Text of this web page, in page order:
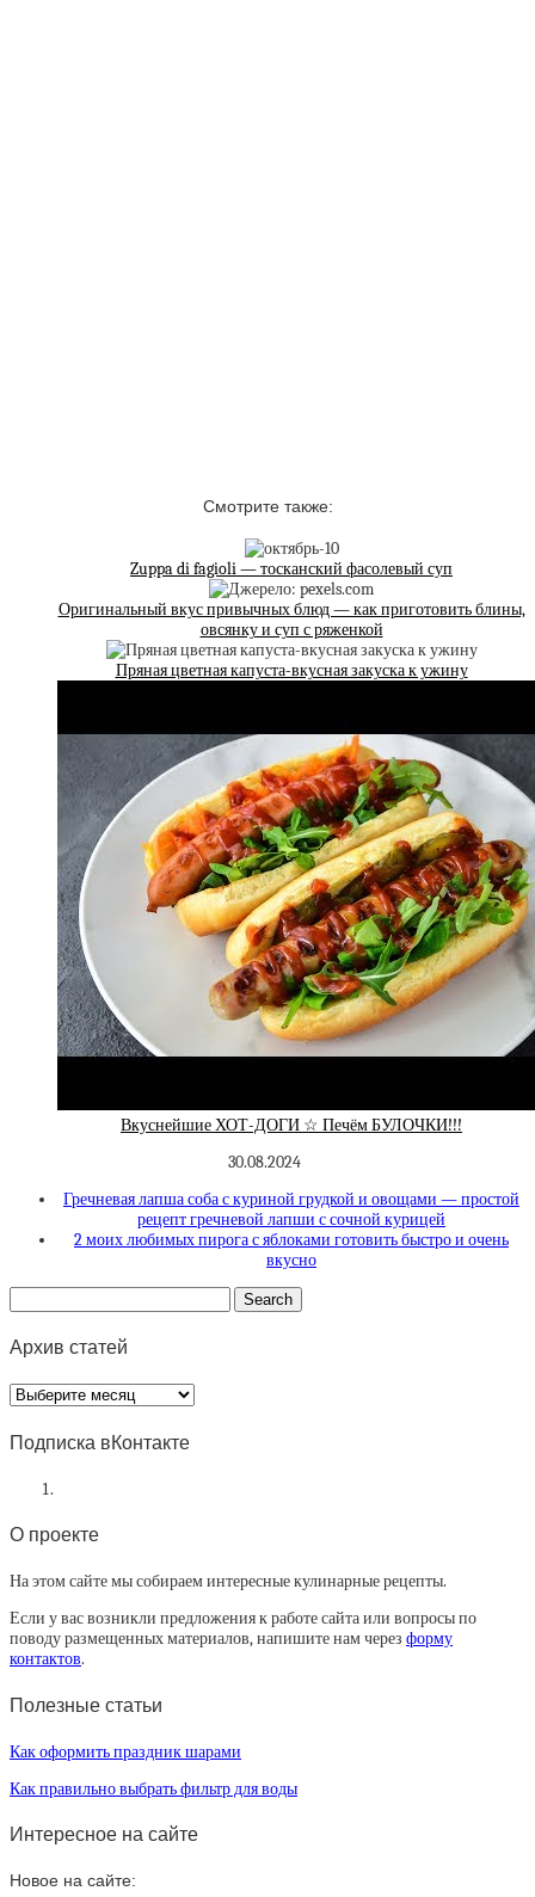
Смотрите также:
Zuppa di fagioli — тосканский фасолевый суп
Оригинальный вкус привычных блюд — как приготовить блины,
овсянку и суп с ряженкой
Пряная цветная капуста-вкусная закуска к ужину
Вкуснейшие ХОТ-ДОГИ ☆ Печём БУЛОЧКИ!!!
30.08.2024
Гречневая лапша соба с куриной грудкой и овощами — простой
рецепт гречневой лапши с сочной курицей
2 моих любимых пирога с яблоками готовить быстро и очень
вкусно
Архив статей
Архив
статей
Подписка вКонтакте
О проекте
На этом сайте мы собираем интересные кулинарные рецепты.
Если у вас возникли предложения к работе сайта или вопросы по
поводу размещенных материалов, напишите нам через форму
контактов.
Полезные статьи
Как оформить праздник шарами
Как правильно выбрать фильтр для воды
Интересное на сайте
Новое на сайте: